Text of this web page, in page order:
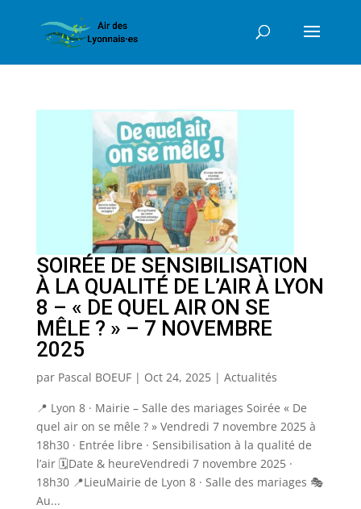
SOIRÉE DE SENSIBILISATION
À LA QUALITÉ DE L’AIR À LYON
8 – « DE QUEL AIR ON SE
MÊLE ? » – 7 NOVEMBRE
2025
par Pascal BOEUF| Oct 24, 2025| Actualités
📍 Lyon 8 · Mairie – Salle des mariages Soirée « De
quel air on se mêle ? » Vendredi 7 novembre 2025 à
18h30 · Entrée libre · Sensibilisation à la qualité de
l’air 🗓️Date & heureVendredi 7 novembre 2025 ·
18h30 📍LieuMairie de Lyon 8 · Salle des mariages 🎭
Au...